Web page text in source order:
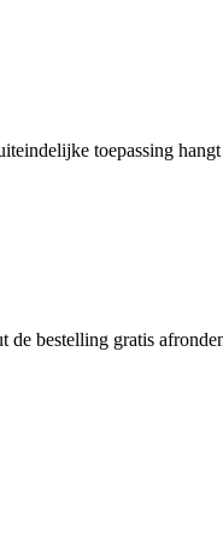
toepassing
bestelling gratis